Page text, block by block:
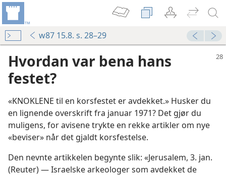
w87 15.8. s. 28–29
Hvordan var bena hans
festet?
«KNOKLENE til en korsfestet er avdekket.» Husker du
en lignende overskrift fra januar 1971? Det gjør du
muligens, for avisene trykte en rekke artikler om nye
«beviser» når det gjaldt korsfestelse.
Den nevnte artikkelen begynte slik: «Jerusalem, 3. jan.
(Reuter) — Israelske arkeologer som avdekket de